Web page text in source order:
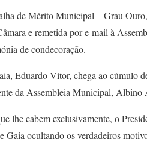
de Mérito Municipal – Grau
e remetida por e-mail à
de condecoração.
Eduardo Vítor, chega ao cúmulo
da Assembleia Municipal, Albino
lhe cabem exclusivamente, o
ocultando os verdadeiros